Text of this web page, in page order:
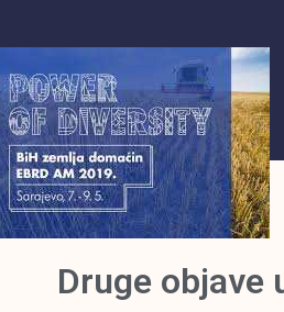
Druge objave